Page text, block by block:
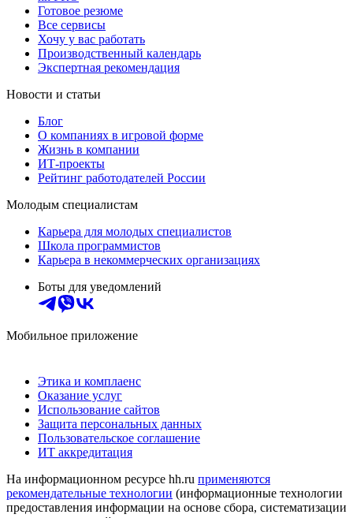
Готовое резюме
Все сервисы
Хочу у вас работать
Производственный календарь
Экспертная рекомендация
Новости и статьи
Блог
О компаниях в игровой форме
Жизнь в компании
ИТ-проекты
Рейтинг работодателей России
Молодым специалистам
Карьера для молодых специалистов
Школа программистов
Карьера в некоммерческих организациях
Боты для уведомлений
Мобильное приложение
Этика и комплаенс
Оказание услуг
Использование сайтов
Защита персональных данных
Пользовательское соглашение
ИТ аккредитация
На информационном ресурсе hh.ru применяются
рекомендательные технологии (информационные технологии
предоставления информации на основе сбора, систематизации